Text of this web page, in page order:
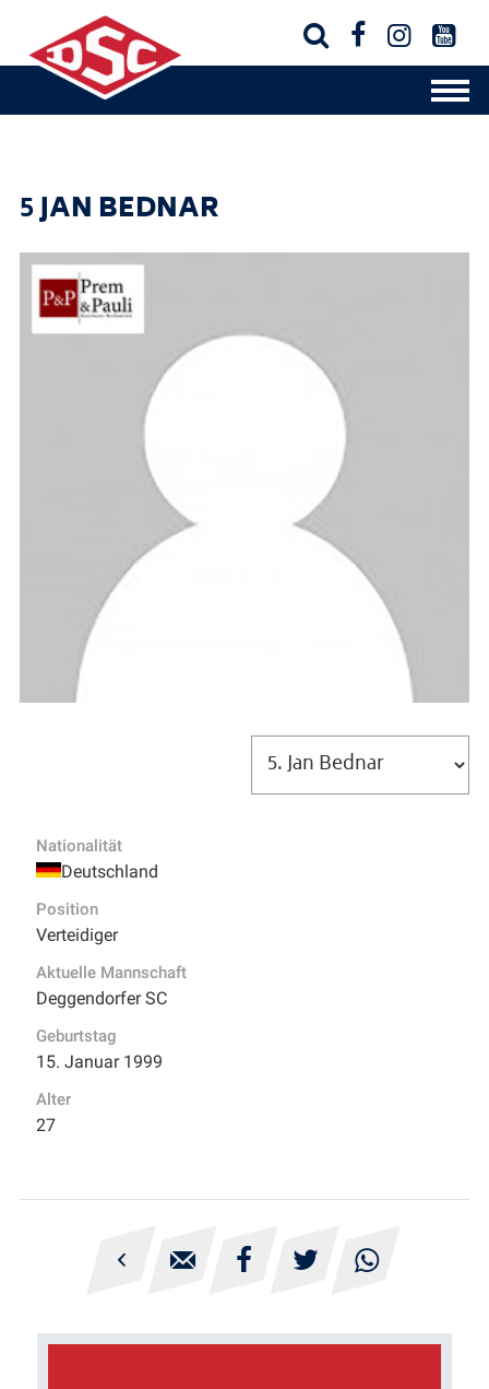
   
5JAN BEDNAR
Nationalität
Deutschland
Position
Verteidiger
Aktuelle Mannschaft
Deggendorfer SC
Geburtstag
15. Januar 1999
Alter
27
    